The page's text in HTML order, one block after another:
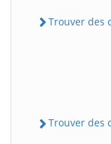
Trouver des
Trouver des